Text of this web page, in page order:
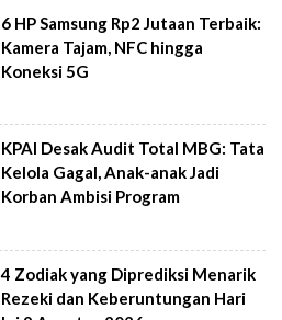
6 HP Samsung Rp2 Jutaan Terbaik:
Kamera Tajam, NFC hingga
Koneksi 5G
KPAI Desak Audit Total MBG: Tata
Kelola Gagal, Anak-anak Jadi
Korban Ambisi Program
4 Zodiak yang Diprediksi Menarik
Rezeki dan Keberuntungan Hari